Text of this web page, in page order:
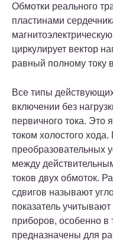
Обмотки реального
пластинами
циркулирует вектор
равный полному току
Все типы
включении без
первичного тока.
током холостого
преобразовательных
между
токов двух обмоток.
сдвигов называют
показатель
приборов, особенно в
предназначены для